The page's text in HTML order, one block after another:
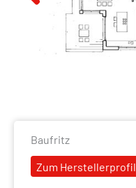
Previous
Baufritz
Zum Herstellerprofil